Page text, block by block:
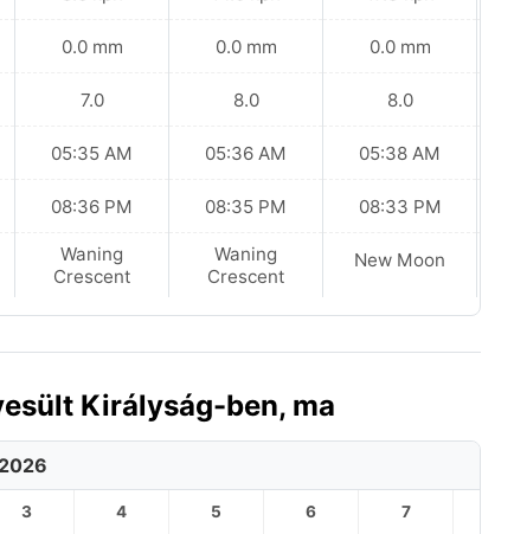
0.0 mm
7.0
05:35 AM
08:36 PM
Waning
Crescent
0.0 mm
8.0
05:36 AM
08:35 PM
Waning
Crescent
0.0 mm
8.0
05:38 AM
08:33 PM
New Moon
Királyság-ben, ma
3 4 5 6 7